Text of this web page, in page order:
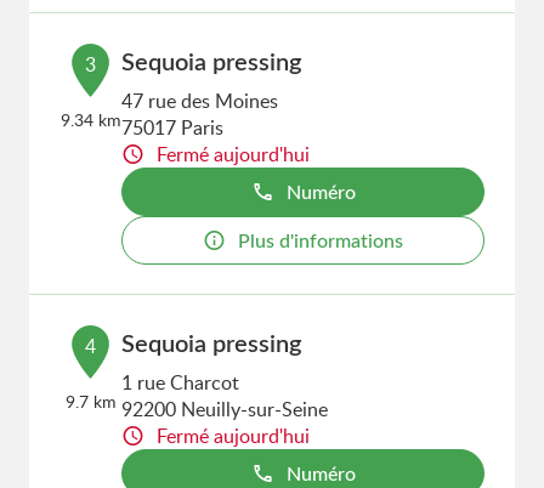
3
9.34 km
Sequoia pressing
47 rue des Moines
75017 Paris
Fermé aujourd'hui
Numéro
Plus d'informations
4
9.7 km
Sequoia pressing
1 rue Charcot
92200 Neuilly-sur-Seine
Fermé aujourd'hui
Numéro